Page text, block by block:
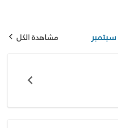
سبتمبر مشاهدة الكل